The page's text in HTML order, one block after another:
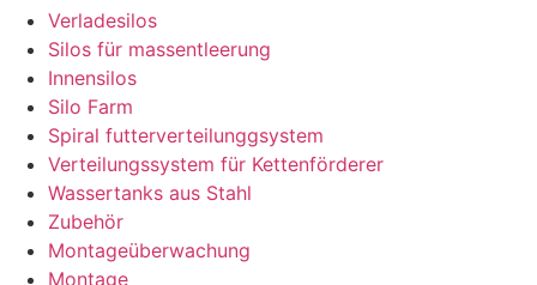
Verladesilos
Silos für massentleerung
Innensilos
Silo Farm
Spiral futterverteilunggsystem
Verteilungssystem für Kettenförderer
Wassertanks aus Stahl
Zubehör
Montageüberwachung
Montage